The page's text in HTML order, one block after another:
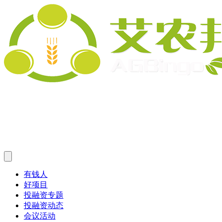
有钱人
好项目
投融资专题
投融资动态
会议活动